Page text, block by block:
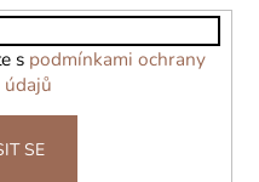
s podmínkami ochrany
SE